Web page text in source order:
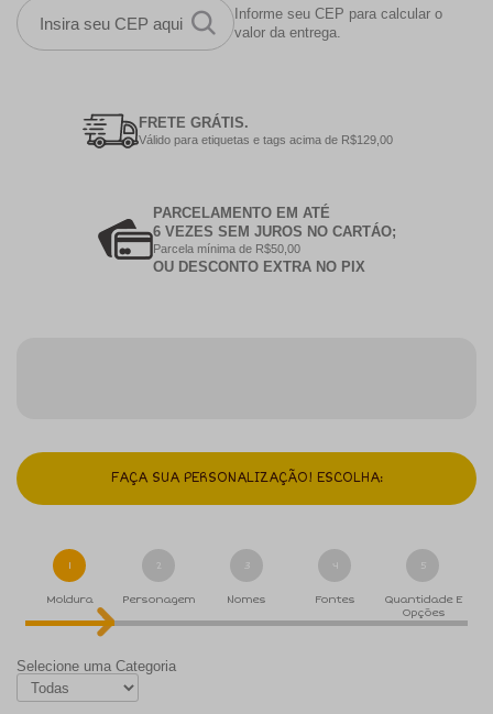
Informe seu CEP para calcular o
valor da entrega.
FRETE GRÁTIS.
Válido para etiquetas e tags acima de R$129,00
PARCELAMENTO EM ATÉ
6 VEZES SEM JUROS NO CARTÁO;
Parcela mínima de R$50,00
OU DESCONTO EXTRA NO PIX
FAÇA SUA PERSONALIZAÇÃO! ESCOLHA:
1
Moldura
2
Personagem
3
Nomes
4
Fontes
5
Quantidade E
Opções
Selecione uma Categoria